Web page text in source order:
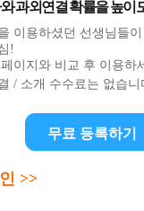
과외연결 확률을 높이
이용하셨던 선생님들이
!
이지와 비교 후 이용하
/ 소개 수수료는 없습니
무료 등록하기
>>